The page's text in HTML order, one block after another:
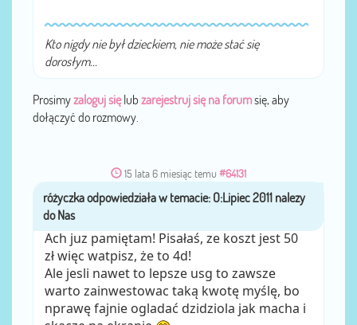
Kto nigdy nie był dzieckiem, nie może stać się
dorosłym...
Prosimyzaloguj sięlub zarejestruj się na forumsię, aby
dołączyć do rozmowy.
15 lata 6 miesiąc temu #64131
przezróżyczka
Ach juz pamiętam! Pisałaś, ze koszt jest 50
zł więc watpisz, że to 4d!
Ale jesli nawet to lepsze usg to zawsze
warto zainwestowac taką kwotę myślę, bo
nprawę fajnie ogladać dzidziola jak macha i